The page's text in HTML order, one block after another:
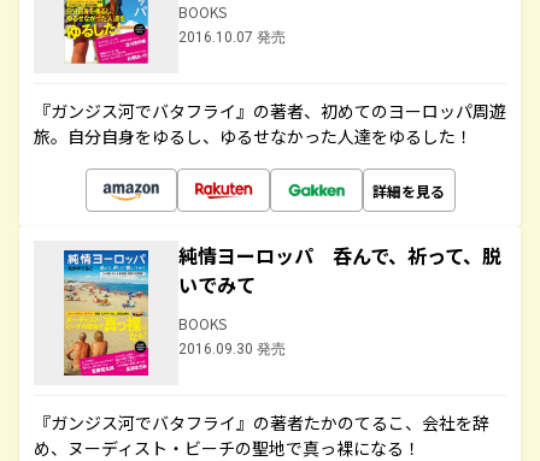
BOOKS
2016.10.07 発売
『ガンジス河でバタフライ』の著者、初めてのヨーロッパ周遊
旅。自分自身をゆるし、ゆるせなかった人達をゆるした！
詳細を見る
純情ヨーロッパ 呑んで、祈って、脱
いでみて
BOOKS
2016.09.30 発売
『ガンジス河でバタフライ』の著者たかのてるこ、会社を辞
め、ヌーディスト・ビーチの聖地で真っ裸になる！